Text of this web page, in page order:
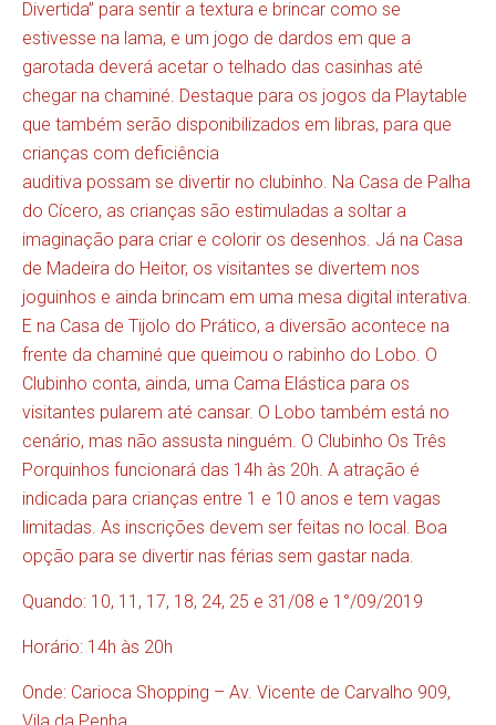
Divertida” para sentir a textura e brincar como se
estivesse na lama, e um jogo de dardos em que a
garotada deverá acetar o telhado das casinhas até
chegar na chaminé. Destaque para os jogos da Playtable
que também serão disponibilizados em libras, para que
crianças com deficiência
auditiva possam se divertir no clubinho. Na Casa de Palha
do Cícero, as crianças são estimuladas a soltar a
imaginação para criar e colorir os desenhos. Já na Casa
de Madeira do Heitor, os visitantes se divertem nos
joguinhos e ainda brincam em uma mesa digital interativa.
E na Casa de Tijolo do Prático, a diversão acontece na
frente da chaminé que queimou o rabinho do Lobo. O
Clubinho conta, ainda, uma Cama Elástica para os
visitantes pularem até cansar. O Lobo também está no
cenário, mas não assusta ninguém. O Clubinho Os Três
Porquinhos funcionará das 14h às 20h. A atração é
indicada para crianças entre 1 e 10 anos e tem vagas
limitadas. As inscrições devem ser feitas no local. Boa
opção para se divertir nas férias sem gastar nada.
Quando: 10, 11, 17, 18, 24, 25 e 31/08 e 1°/09/2019
Horário: 14h às 20h
Onde: Carioca Shopping – Av. Vicente de Carvalho 909,